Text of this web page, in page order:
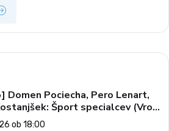
Domen Pociecha, Pero Lenart,
Šport specialcev (Vroča
8. 2026)
ob 18:00